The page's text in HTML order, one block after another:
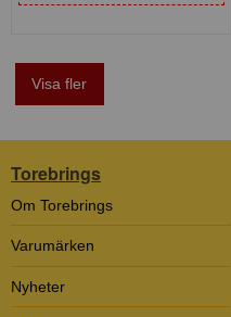
Visa fler
Torebrings
Om Torebrings
Varumärken
Nyheter